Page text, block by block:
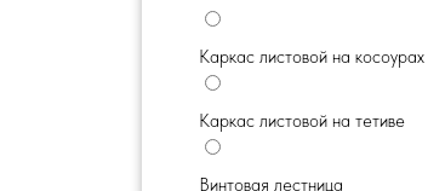
Каркас листовой на косоурах
Каркас листовой на тетиве
Винтовая лестница